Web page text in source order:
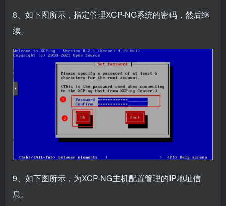
8、如下图所示，指定管理XCP-NG系统的密码，然后继
续。
9、如下图所示，为XCP-NG主机配置管理的IP地址信
息。